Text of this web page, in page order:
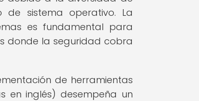
sistema operativo. La
es fundamental para
donde la seguridad cobra
de herramientas
en inglés) desempeña un